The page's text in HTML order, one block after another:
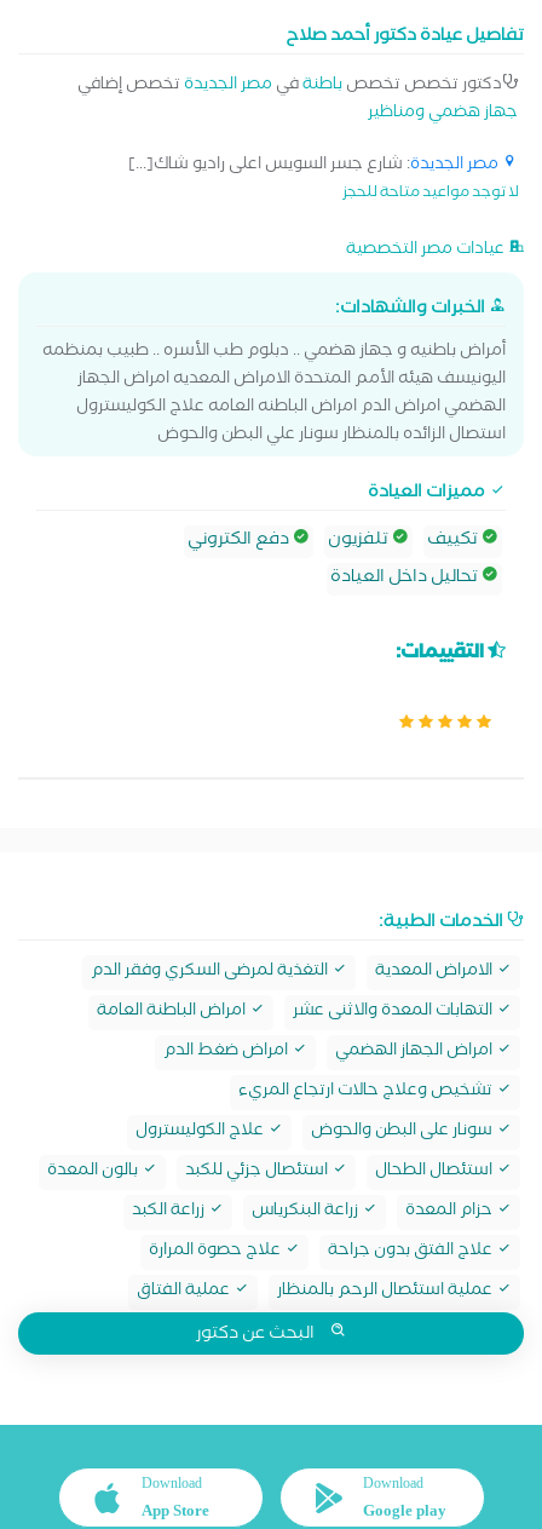
تفاصيل عيادة دكتور أحمد صلاح
دكتور تخصص تخصصباطنةفي مصر الجديدة تخصص إضافي
جهاز هضمي ومناظير
مصر الجديدة: شارع جسر السويس اعلى راديو شاك[...]
لا توجد مواعيد متاحة للحجز
عيادات مصر التخصصية
الخبرات والشهادات:
أمراض باطنيه و جهاز هضمي .. دبلوم طب الأسره .. طبيب بمنظمه
اليونيسف هيئه الأمم المتحدة الامراض المعديه امراض الجهاز
الهضمي امراض الدم امراض الباطنه العامه علاج الكوليسترول
استصال الزائده بالمنظار سونار علي البطن والحوض
مميزات العيادة
تكييف
تلفزيون
دفع الكتروني
تحاليل داخل العيادة
التقييمات:
الخدمات الطبية:
الامراض المعدية
التغذية لمرضى السكري وفقر الدم
التهابات المعدة والاثنى عشر
امراض الباطنة العامة
امراض الجهاز الهضمي
امراض ضغط الدم
تشخيص وعلاج حالات ارتجاع المريء
سونار على البطن والحوض
علاج الكوليسترول
استئصال الطحال
استئصال جزئي للكبد
بالون المعدة
حزام المعدة
زراعة البنكرياس
زراعة الكبد
علاج الفتق بدون جراحة
علاج حصوة المرارة
عملية استئصال الرحم بالمنظار
عملية الفتاق
البحث عن دكتور
Download
Google play
Download
App Store